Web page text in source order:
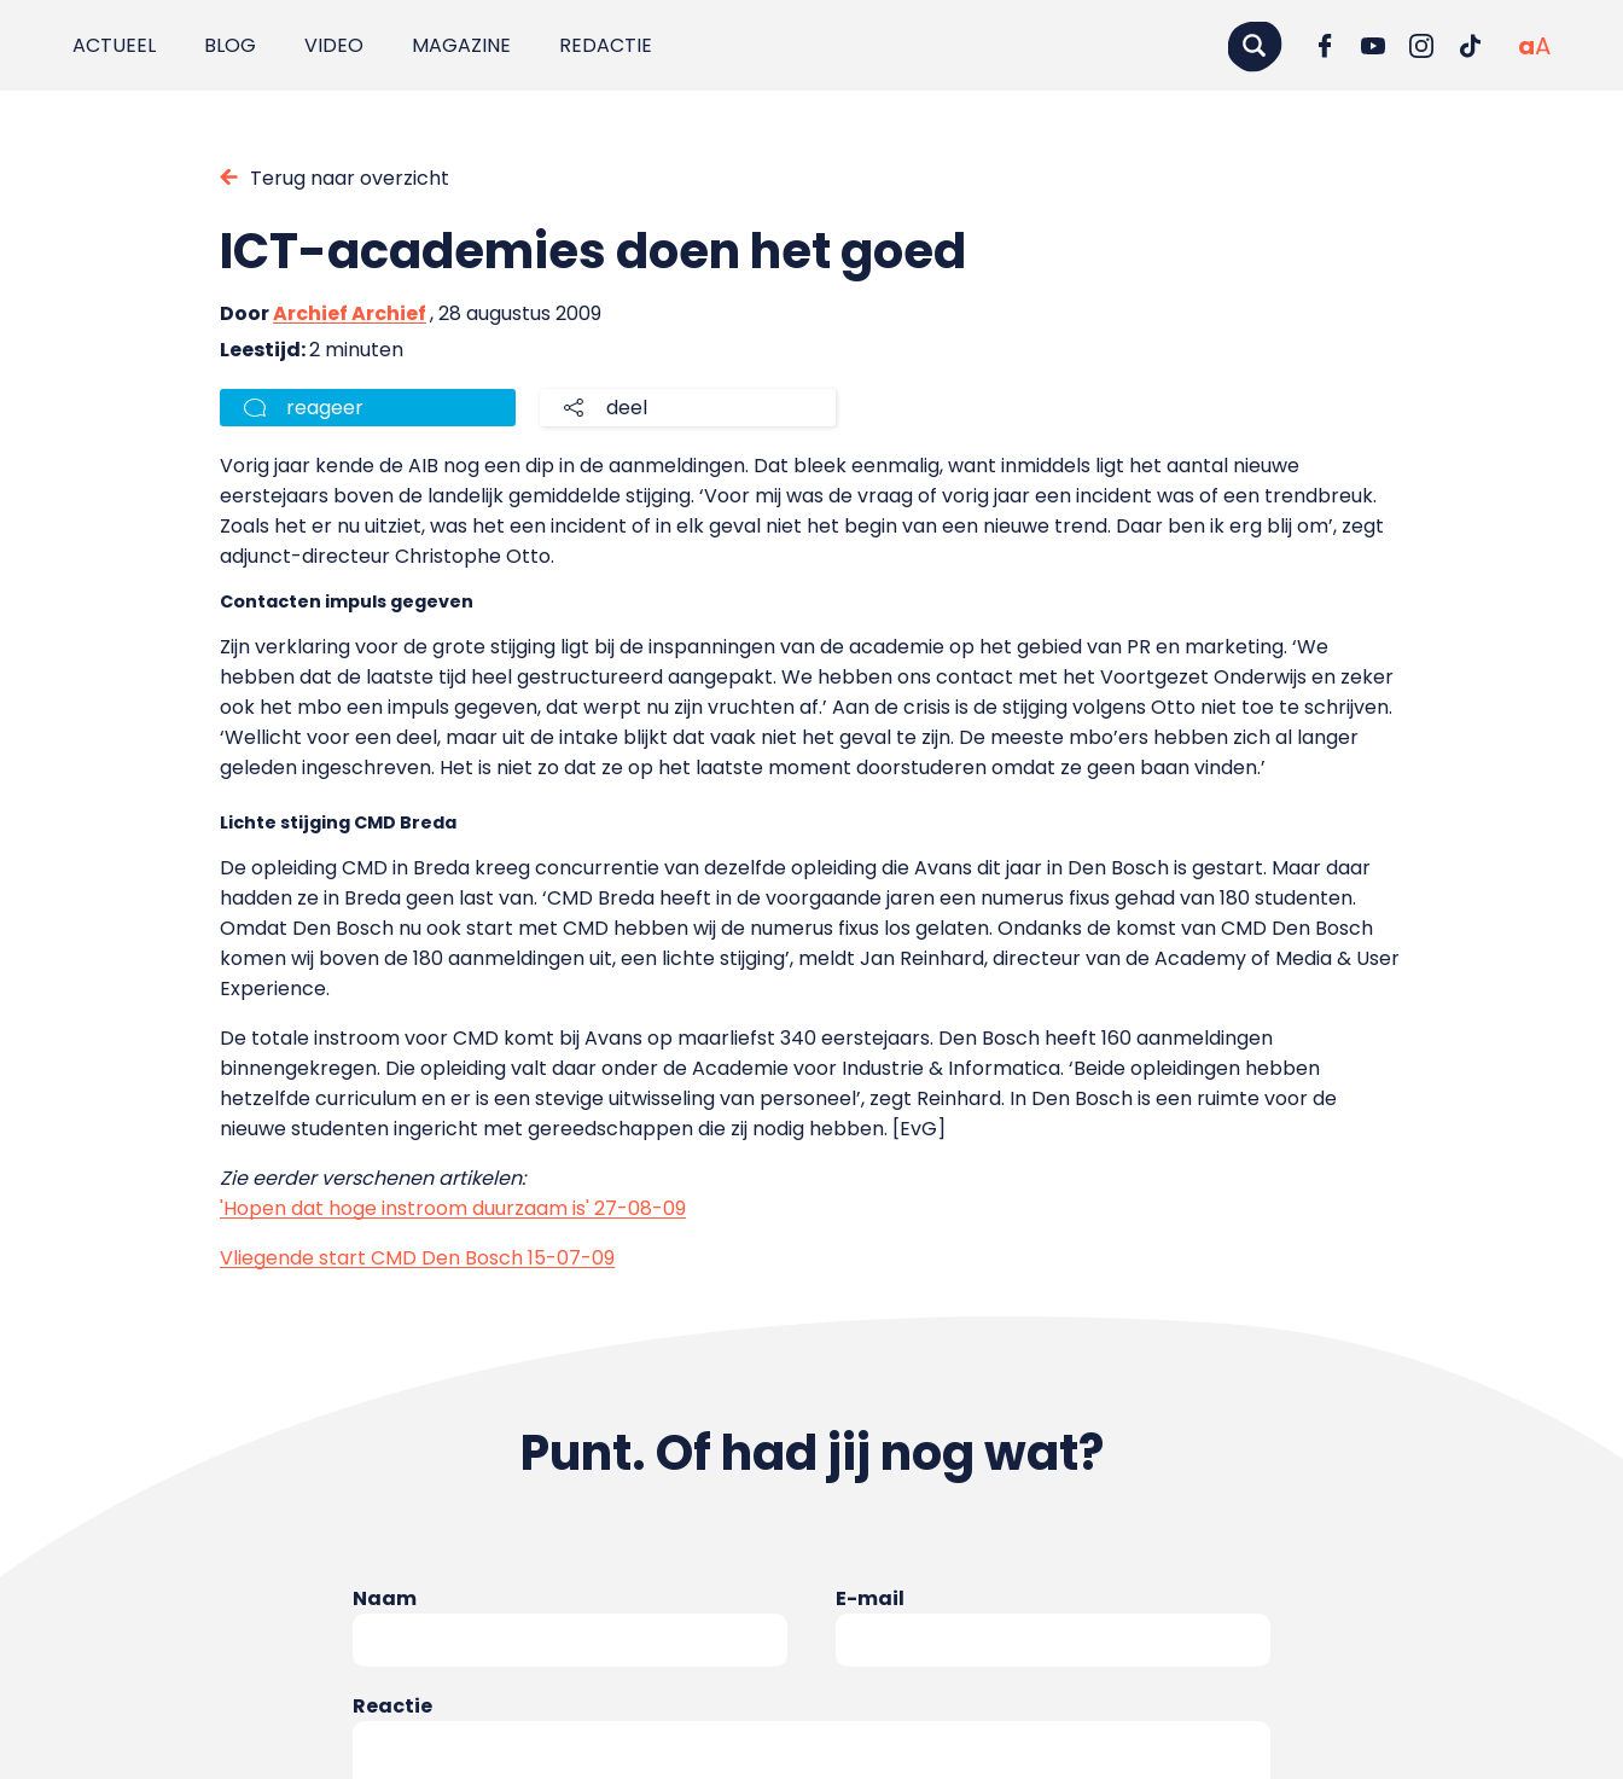
ACTUEEL BLOG VIDEO MAGAZINE REDACTIE aA
Terug naar overzicht
ICT-academies doen het goed
DoorArchief Archief, 28 augustus 2009
Leestijd:2 minuten
reageer deel
Vorig jaar kende de AIB nog een dip in de aanmeldingen. Dat bleek eenmalig, want inmiddels ligt het aantal nieuwe
eerstejaars boven de landelijk gemiddelde stijging. ‘Voor mij was de vraag of vorig jaar een incident was of een trendbreuk.
Zoals het er nu uitziet, was het een incident of in elk geval niet het begin van een nieuwe trend. Daar ben ik erg blij om’, zegt
adjunct-directeur Christophe Otto.
Contacten impuls gegeven
Zijn verklaring voor de grote stijging ligt bij de inspanningen van de academie op het gebied van PR en marketing. ‘We
hebben dat de laatste tijd heel gestructureerd aangepakt. We hebben ons contact met het Voortgezet Onderwijs en zeker
ook het mbo een impuls gegeven, dat werpt nu zijn vruchten af.’ Aan de crisis is de stijging volgens Otto niet toe te schrijven.
‘Wellicht voor een deel, maar uit de intake blijkt dat vaak niet het geval te zijn. De meeste mbo’ers hebben zich al langer
geleden ingeschreven. Het is niet zo dat ze op het laatste moment doorstuderen omdat ze geen baan vinden.’
Lichte stijging CMD Breda
De opleiding CMD in Breda kreeg concurrentie van dezelfde opleiding die Avans dit jaar in Den Bosch is gestart. Maar daar
hadden ze in Breda geen last van. ‘CMD Breda heeft in de voorgaande jaren een numerus fixus gehad van 180 studenten.
Omdat Den Bosch nu ook start met CMD hebben wij de numerus fixus los gelaten. Ondanks de komst van CMD Den Bosch
komen wij boven de 180 aanmeldingen uit, een lichte stijging’, meldt Jan Reinhard, directeur van de Academy of Media & User
Experience.
De totale instroom voor CMD komt bij Avans op maarliefst 340 eerstejaars. Den Bosch heeft 160 aanmeldingen
binnengekregen. Die opleiding valt daar onder de Academie voor Industrie & Informatica. ‘Beide opleidingen hebben
hetzelfde curriculum en er is een stevige uitwisseling van personeel’, zegt Reinhard. In Den Bosch is een ruimte voor de
nieuwe studenten ingericht met gereedschappen die zij nodig hebben. [EvG]
Zie eerder verschenen artikelen:
'Hopen dat hoge instroom duurzaam is' 27-08-09
Vliegende start CMD Den Bosch 15-07-09
Punt. Of had jij nog wat?
Naam E-mail
Reactie